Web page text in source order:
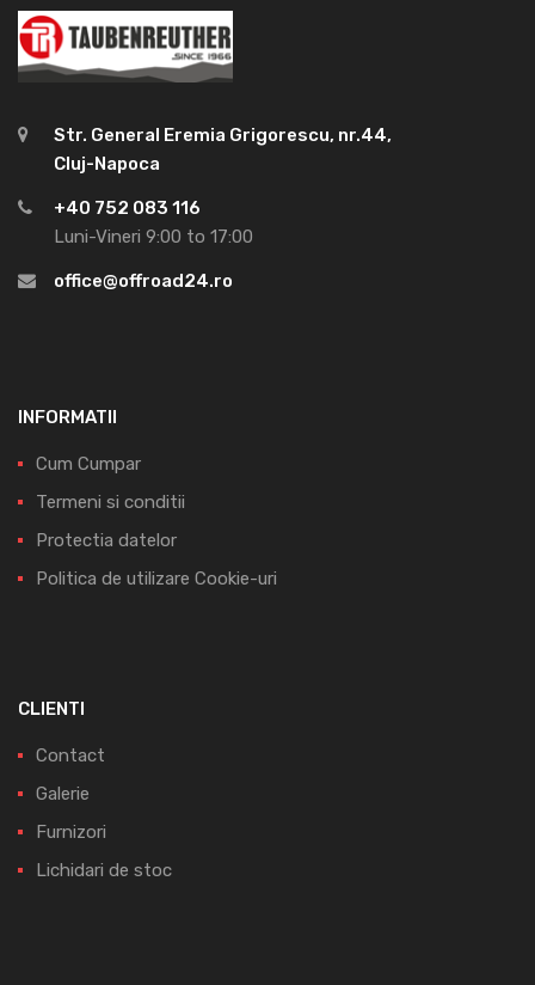
Str. General Eremia Grigorescu, nr.44,
Cluj-Napoca
+40 752 083 116
Luni-Vineri 9:00 to 17:00
office@offroad24.ro
INFORMATII
Cum Cumpar
Termeni si conditii
Protectia datelor
Politica de utilizare Cookie-uri
CLIENTI
Contact
Galerie
Furnizori
Lichidari de stoc